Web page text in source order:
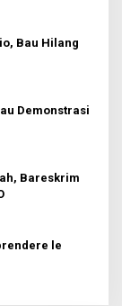
Bau Hilang
Demonstrasi
Bareskrim
le